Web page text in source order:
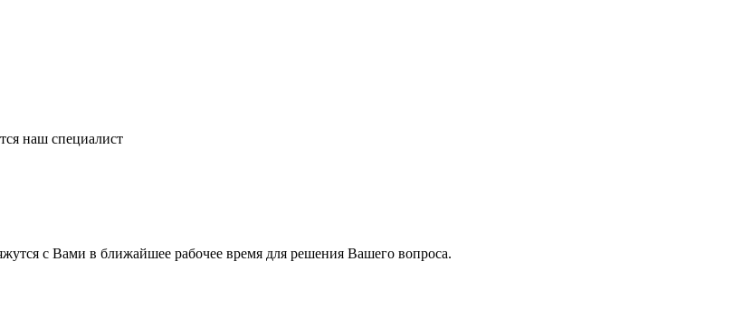
наш специалист
с Вами в ближайшее рабочее время для решения Вашего вопроса.